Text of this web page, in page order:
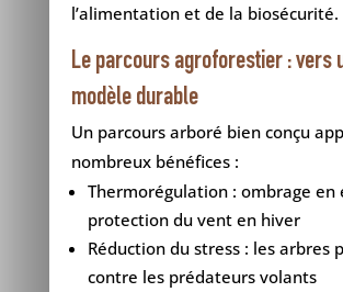
l’alimentation et de la biosécurité.
Le parcours agroforestier : vers
modèle durable
Un parcours arboré bien conçu
nombreux bénéfices :
Thermorégulation : ombrage en
protection du vent en hiver
Réduction du stress : les arbres
contre les prédateurs volants